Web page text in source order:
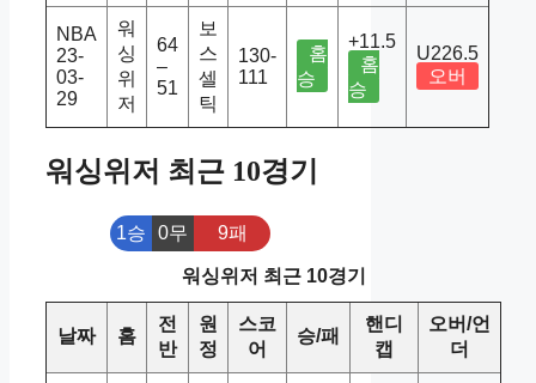
NBA
23-
03-
29
워
싱
위
저
64
–
51
보
스
셀
틱
130-
111
홈
승
+11.5
홈
승
U226.5
오버
워싱위저 최근 10경기
1승 0무 9패
워싱위저 최근 10경기
날짜 홈
전
반
원
정
스코
어
승/패
핸디
캡
오버/언
더